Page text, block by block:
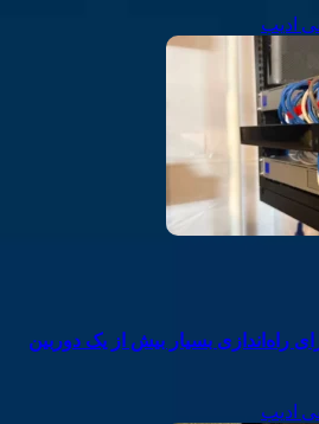
ادیب
راه‌اندازی بسیار بیش از یک دوربین
ادیب